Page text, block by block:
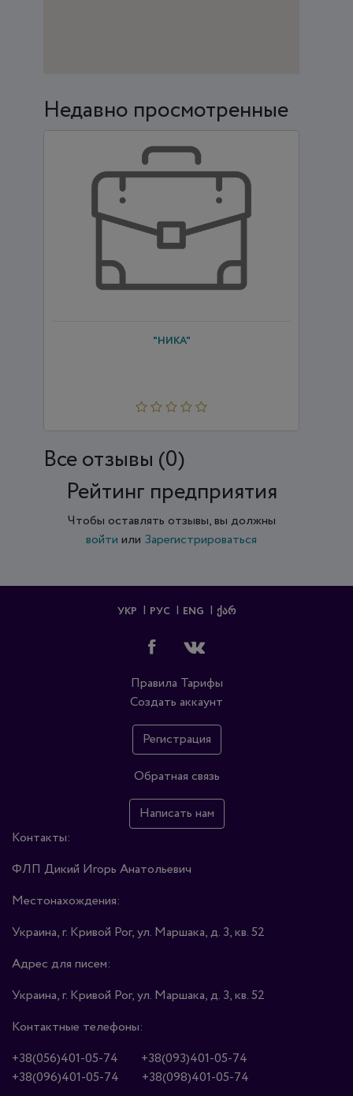
Недавно просмотренные
"НИКА"
Все отзывы (0)
Рейтинг предприятия
Чтобы оставлять отзывы, вы должны
войти или Зарегистрироваться
УКР РУС ENG ᲥᲐᲠ
Правила Тарифы
Создать аккаунт
Регистрация
Обратная связь
Написать нам
Контакты:
ФЛП Дикий Игорь Анатольевич
Местонахождения:
Украина, г. Кривой Рог, ул. Маршака, д. 3, кв. 52
Адрес для писем:
Украина, г. Кривой Рог, ул. Маршака, д. 3, кв. 52
Контактные телефоны:
+38(056)401-05-74
+38(093)401-05-74
+38(096)401-05-74
+38(098)401-05-74